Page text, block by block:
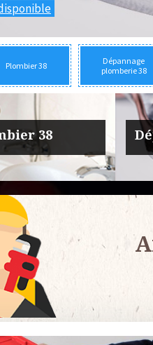
Plombier 38
Dépannage
plomberie 38
plomberie 38